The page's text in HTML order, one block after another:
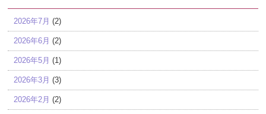
2026年7月 (2)
2026年6月 (2)
2026年5月 (1)
2026年3月 (3)
2026年2月 (2)